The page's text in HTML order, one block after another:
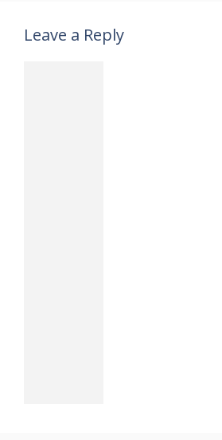
Leave a Reply